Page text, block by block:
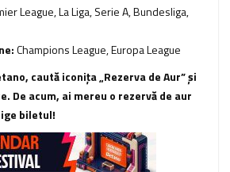
League, La Liga, Serie A, Bundesliga,
Champions League, Europa League
caută iconița „Rezerva de Aur” și
De acum, ai mereu o rezervă de aur
biletul!